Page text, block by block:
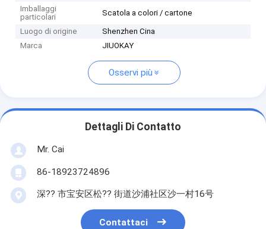
Imballaggi
particolari
Scatola a colori / cartone
Luogo di origine
Shenzhen Cina
Marca
JIUOKAY
Osservi più
Dettagli Di Contatto
Mr. Cai
86-18923724896
深?? 市宝安区松?? 街道沙浦社区沙一村16号
Contattaci